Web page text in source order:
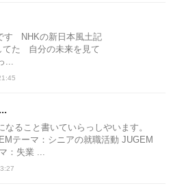
す NHKの新日本風土記
てた 自分の未来を見て
...
ること書いていらっしやいます。
テーマ：シニアの就職活動 JUGEM
：失業 ...